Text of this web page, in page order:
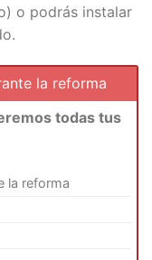
o podrás instalar
la reforma
todas tus
la reforma